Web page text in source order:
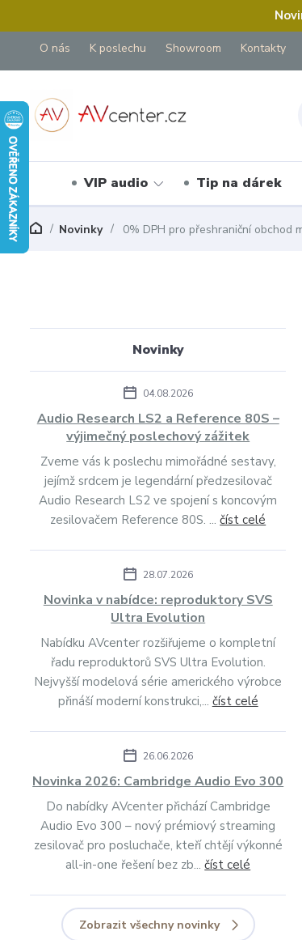
O nás K poslechu Showroom Kontakty
VIP audio Tip na dárek
Novinky 0% DPH pro přeshraniční obchod
Novinky
04.08.2026
Audio Research LS2 a Reference 80S –
výjimečný poslechový zážitek
Zveme vás k poslechu mimořádné sestavy,
jejímž srdcem je legendární předzesilovač
Audio Research LS2 ve spojení s koncovým
zesilovačem Reference 80S. ...číst celé
28.07.2026
Novinka v nabídce: reproduktory SVS
Ultra Evolution
Nabídku AVcenter rozšiřujeme o kompletní
řadu reproduktorů SVS Ultra Evolution.
Nejvyšší modelová série amerického výrobce
přináší moderní konstrukci,... číst celé
26.06.2026
Novinka 2026: Cambridge Audio Evo 300
Do nabídky AVcenter přichází Cambridge
Audio Evo 300 – nový prémiový streaming
zesilovač pro posluchače, kteří chtějí výkonné
all-in-one řešení bez zb...číst celé
Zobrazit všechny novinky